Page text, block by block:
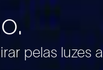
pelas luzes a